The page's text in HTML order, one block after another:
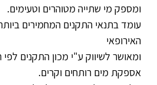
ומספק מי שתייה מטוהרים וטעימים.
האירופאי
ומאושר לשיווק ע"י מכון התקנים לפי
אספקת מים רותחים וקרים.